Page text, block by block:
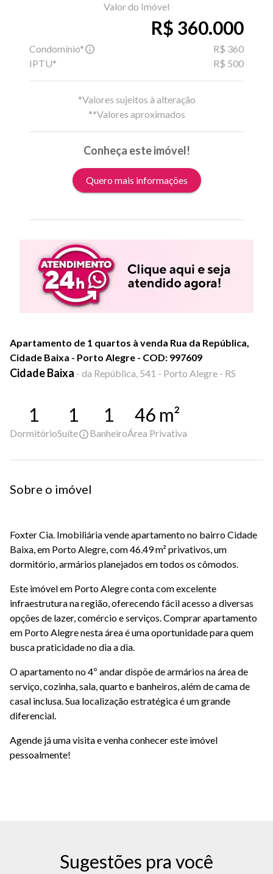
Valor do Imóvel
R$ 360.000
Condomínio*
R$ 360
IPTU*
R$ 500
*Valores sujeitos à alteração
**Valores aproximados
Conheça este imóvel!
Quero mais informações
Apartamento de 1 quartos à venda Rua da República,
Cidade Baixa - Porto Alegre - COD: 997609
Cidade Baixa - da República, 541 - Porto Alegre - RS
1
Dormitório
1
Suíte
1
Banheiro
46 m²
Área Privativa
Sobre o imóvel
Foxter Cia. Imobiliária vende apartamento no bairro Cidade
Baixa, em Porto Alegre, com 46.49 m² privativos, um
dormitório, armários planejados em todos os cômodos.
Este imóvel em Porto Alegre conta com excelente
infraestrutura na região, oferecendo fácil acesso a diversas
opções de lazer, comércio e serviços. Comprar apartamento
em Porto Alegre nesta área é uma oportunidade para quem
busca praticidade no dia a dia.
O apartamento no 4º andar dispõe de armários na área de
serviço, cozinha, sala, quarto e banheiros, além de cama de
casal inclusa. Sua localização estratégica é um grande
diferencial.
Agende já uma visita e venha conhecer este imóvel
pessoalmente!
Sugestões pra você